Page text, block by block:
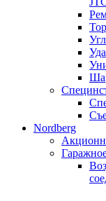
Nordberg